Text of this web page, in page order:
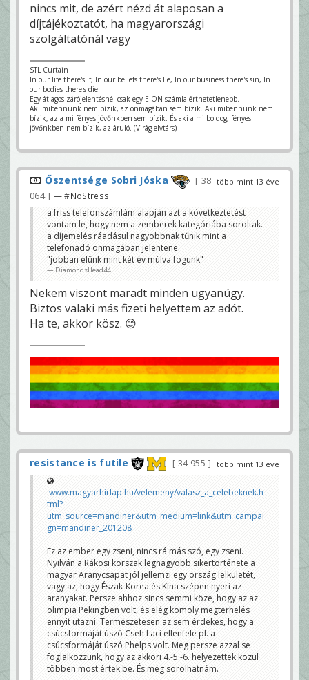
nincs mit, de azért nézd át alaposan a
díjtájékoztatót, ha magyarországi
szolgáltatónál vagy
STL Curtain
In our life there's if, In our beliefs there's lie, In our business there's sin, In
our bodies there's die
Egy átlagos zárójelentésnél csak egy E-ON számla érthetetlenebb.
Aki mibennünk nem bízik, az önmagában sem bízik. Aki mibennünk nem
bízik, az a mi fényes jövőnkben sem bízik. És aki a mi boldog, fényes
jövőnkben nem bízik, az áruló. (Virág elvtárs)
több mint 13 éve
Őszentsége Sobri Jóska
38
064
— #NoStress
a friss telefonszámlám alapján azt a következtetést
vontam le, hogy nem a zemberek kategóriába soroltak.
a díjemelés ráadásul nagyobbnak tűnik mint a
telefonadó önmagában jelentene.
"jobban élünk mint két év múlva fogunk"
DiamondsHead44
Nekem viszont maradt minden ugyanúgy.
Biztos valaki más fizeti helyettem az adót.
Ha te, akkor kösz. 😊
több mint 13 éve
resistance is futile 34 955
www.magyarhirlap.hu/velemeny/valasz_a_celebeknek.h
tml?
utm_source=mandiner&utm_medium=link&utm_campai
gn=mandiner_201208
Ez az ember egy zseni, nincs rá más szó, egy zseni.
Nyilván a Rákosi korszak legnagyobb sikertörténete a
magyar Aranycsapat jól jellemzi egy ország lelkületét,
vagy az, hogy Észak-Korea és Kína szépen nyeri az
aranyakat. Persze ahhoz sincs semmi köze, hogy az az
olimpia Pekingben volt, és elég komoly megterhelés
ennyit utazni. Természetesen az sem érdekes, hogy a
csúcsformáját úszó Cseh Laci ellenfele pl. a
csúcsformáját úszó Phelps volt. Meg persze azzal se
foglalkozzunk, hogy az akkori 4.-5.-6. helyezettek közül
többen most értek be. És még sorolhatnám.